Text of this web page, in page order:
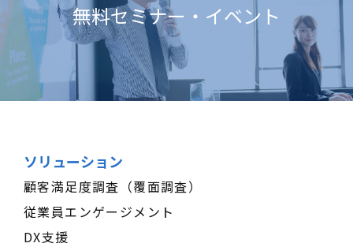
無料セミナー・イベント
ソリューション
顧客満足度調査（覆面調査）
従業員エンゲージメント
DX支援